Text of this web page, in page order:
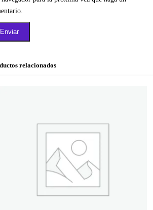
relacionados